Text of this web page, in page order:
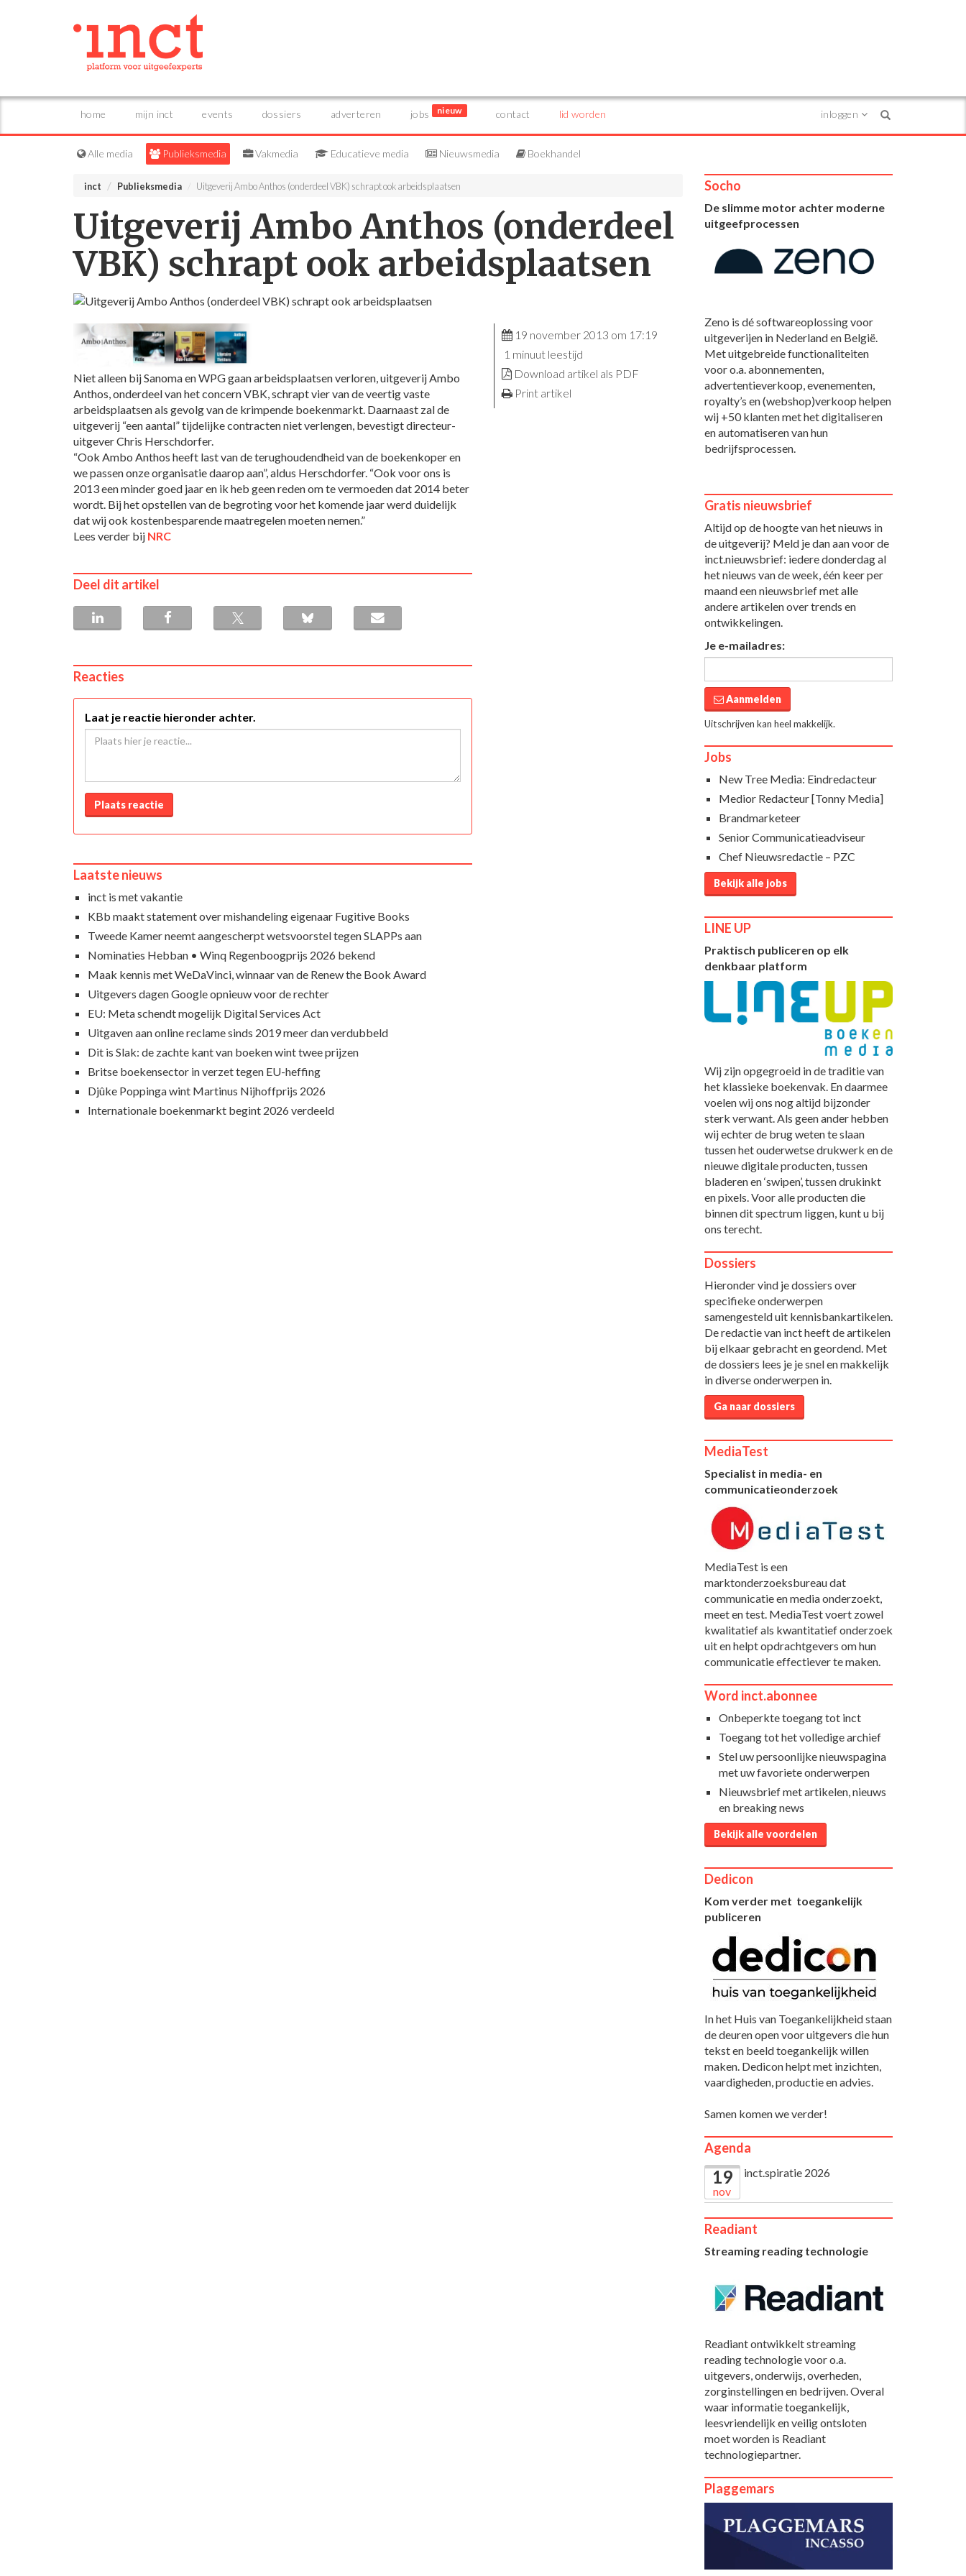
home mijn inct events dossiers adverteren jobs nieuw contact lid worden inloggen
Alle media Publieksmedia Vakmedia Educatieve media Nieuwsmedia Boekhandel
inct Publieksmedia Uitgeverij Ambo Anthos (onderdeel VBK) schrapt ook arbeidsplaatsen
Uitgeverij Ambo Anthos (onderdeel
VBK) schrapt ook arbeidsplaatsen
Niet alleen bij Sanoma en WPG gaan arbeidsplaatsen verloren, uitgeverij Ambo
Anthos, onderdeel van het concern VBK, schrapt vier van de veertig vaste
arbeidsplaatsen als gevolg van de krimpende boekenmarkt. Daarnaast zal de
uitgeverij “een aantal” tijdelijke contracten niet verlengen, bevestigt directeur-
uitgever Chris Herschdorfer.
“Ook Ambo Anthos heeft last van de terughoudendheid van de boekenkoper en
we passen onze organisatie daarop aan”, aldus Herschdorfer. “Ook voor ons is
2013 een minder goed jaar en ik heb geen reden om te vermoeden dat 2014 beter
wordt. Bij het opstellen van de begroting voor het komende jaar werd duidelijk
dat wij ook kostenbesparende maatregelen moeten nemen.”
Lees verder bij NRC
19 november 2013 om 17:19
1 minuut leestijd
Download artikel als PDF
Print artikel
Deel dit artikel
Reacties
Laat je reactie hieronder achter.
Plaats reactie
Laatste nieuws
inct is met vakantie
KBb maakt statement over mishandeling eigenaar Fugitive Books
Tweede Kamer neemt aangescherpt wetsvoorstel tegen SLAPPs aan
Nominaties Hebban • Winq Regenboogprijs 2026 bekend
Maak kennis met WeDaVinci, winnaar van de Renew the Book Award
Uitgevers dagen Google opnieuw voor de rechter
EU: Meta schendt mogelijk Digital Services Act
Uitgaven aan online reclame sinds 2019 meer dan verdubbeld
Dit is Slak: de zachte kant van boeken wint twee prijzen
Britse boekensector in verzet tegen EU-heffing
Djûke Poppinga wint Martinus Nijhoffprijs 2026
Internationale boekenmarkt begint 2026 verdeeld
Socho
De slimme motor achter moderne
uitgeefprocessen
Zeno is dé softwareoplossing voor
uitgeverijen in Nederland en België.
Met uitgebreide functionaliteiten
voor o.a. abonnementen,
advertentieverkoop, evenementen,
royalty’s en (webshop)verkoop helpen
wij +50 klanten met het digitaliseren
en automatiseren van hun
bedrijfsprocessen.
Gratis nieuwsbrief
Altijd op de hoogte van het nieuws in
de uitgeverij? Meld je dan aan voor de
inct.nieuwsbrief: iedere donderdag al
het nieuws van de week, één keer per
maand een nieuwsbrief met alle
andere artikelen over trends en
ontwikkelingen.
Je e-mailadres:
Aanmelden
Uitschrijven kan heel makkelijk.
Jobs
New Tree Media: Eindredacteur
Medior Redacteur [Tonny Media]
Brandmarketeer
Senior Communicatieadviseur
Chef Nieuwsredactie – PZC
Bekijk alle jobs
LINE UP
Praktisch publiceren op elk
denkbaar platform
Wij zijn opgegroeid in de traditie van
het klassieke boekenvak. En daarmee
voelen wij ons nog altijd bijzonder
sterk verwant. Als geen ander hebben
wij echter de brug weten te slaan
tussen het ouderwetse drukwerk en de
nieuwe digitale producten, tussen
bladeren en ‘swipen’, tussen drukinkt
en pixels. Voor alle producten die
binnen dit spectrum liggen, kunt u bij
ons terecht.
Dossiers
Hieronder vind je dossiers over
specifieke onderwerpen
samengesteld uit kennisbankartikelen.
De redactie van inct heeft de artikelen
bij elkaar gebracht en geordend. Met
de dossiers lees je je snel en makkelijk
in diverse onderwerpen in.
Ga naar dossiers
MediaTest
Specialist in media- en
communicatieonderzoek
MediaTest is een
marktonderzoeksbureau dat
communicatie en media onderzoekt,
meet en test. MediaTest voert zowel
kwalitatief als kwantitatief onderzoek
uit en helpt opdrachtgevers om hun
communicatie effectiever te maken.
Word inct.abonnee
Onbeperkte toegang tot inct
Toegang tot het volledige archief
Stel uw persoonlijke nieuwspagina
met uw favoriete onderwerpen
Nieuwsbrief met artikelen, nieuws
en breaking news
Bekijk alle voordelen
Dedicon
Kom verder met toegankelijk
publiceren
In het Huis van Toegankelijkheid staan
de deuren open voor uitgevers die hun
tekst en beeld toegankelijk willen
maken. Dedicon helpt met inzichten,
vaardigheden, productie en advies.
Samen komen we verder!
Agenda
19
nov
inct.spiratie 2026
Readiant
Streaming reading technologie
Readiant ontwikkelt streaming
reading technologie voor o.a.
uitgevers, onderwijs, overheden,
zorginstellingen en bedrijven. Overal
waar informatie toegankelijk,
leesvriendelijk en veilig ontsloten
moet worden is Readiant
technologiepartner.
Plaggemars